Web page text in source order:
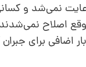
نمی‌شد و
اصلاح
اضافی برای